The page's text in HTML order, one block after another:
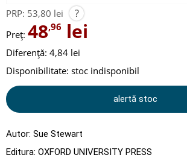
PRP: 53,80 lei ?
Preț: 48,96 lei
Diferență: 4,84 lei
Disponibilitate: stoc indisponibil
alertă stoc
Autor: Sue Stewart
Editura: OXFORD UNIVERSITY PRESS